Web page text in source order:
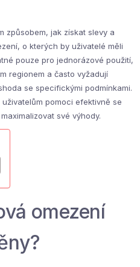
způsobem, jak získat slevy a
o kterých by uživatelé měli
pouze pro jednorázové použití,
regionem a často vyžadují
se specifickými podmínkami.
pomoci efektivně se
své výhody.
omezení